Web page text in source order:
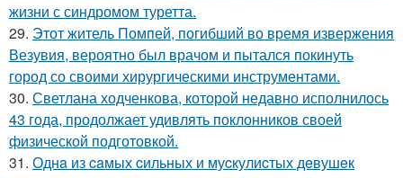
жизни с синдромом туретта.
29. Этот житель Помпей, погибший во время извержения
Везувия, вероятно был врачом и пытался покинуть
город со своими хирургическими инструментами.
30. Светлана ходченкова, которой недавно исполнилось
43 года, продолжает удивлять поклонников своей
физической подготовкой.
31. Однa из caмых cильных и муcкулиcтых дeвушeк